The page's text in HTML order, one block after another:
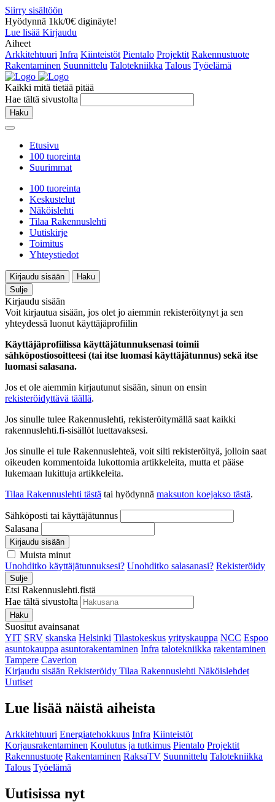
Siirry sisältöön
Hyödynnä 1kk/0€ diginäyte!
Lue lisää Kirjaudu
Aiheet
Arkkitehtuuri Infra Kiinteistöt Pientalo Projektit Rakennustuote
Rakentaminen Suunnittelu Talotekniikka Talous Työelämä
Kaikki mitä tietää pitää
Hae tältä sivustolta
Haku
Etusivu
100 tuoreinta
Suurimmat
100 tuoreinta
Keskustelut
Näköislehti
Tilaa Rakennuslehti
Uutiskirje
Toimitus
Yhteystiedot
Kirjaudu sisään
Haku
Sulje
Kirjaudu sisään
Voit kirjautua sisään, jos olet jo aiemmin rekisteröitynyt ja sen
yhteydessä luonut käyttäjäprofiilin
Käyttäjäprofiilissa käyttäjätunnuksenasi toimii
sähköpostiosoitteesi (tai itse luomasi käyttäjätunnus) sekä itse
luomasi salasana.
Jos et ole aiemmin kirjautunut sisään, sinun on ensin
rekisteröidyttävä täällä.
Jos sinulle tulee Rakennuslehti, rekisteröitymällä saat kaikki
rakennuslehti.fi-sisällöt luettavaksesi.
Jos sinulle ei tule Rakennuslehteä, voit silti rekisteröityä, jolloin saat
oikeuden kommentoida lukottomia artikkeleita, mutta et pääse
lukemaan lukittuja artikkeleita.
Tilaa Rakennuslehti tästä tai hyödynnä maksuton koejakso tästä.
Sähköposti tai käyttäjätunnus
Salasana
Kirjaudu sisään
Muista minut
Unohditko käyttäjätunnuksesi? Unohditko salasanasi? Rekisteröidy
Sulje
Etsi Rakennuslehti.fistä
Hae tältä sivustolta
Haku
Suositut avainsanat
YIT SRV skanska Helsinki Tilastokeskus yrityskauppa NCC Espoo
asuntokauppa asuntorakentaminen Infra talotekniikka rakentaminen
Tampere Caverion
Kirjaudu sisään Rekisteröidy Tilaa Rakennuslehti Näköislehdet
Uutiset
Lue lisää näistä aiheista
Arkkitehtuuri Energiatehokkuus Infra Kiinteistöt
Korjausrakentaminen Koulutus ja tutkimus Pientalo Projektit
Rakennustuote Rakentaminen RaksaTV Suunnittelu Talotekniikka
Talous Työelämä
Uutisissa nyt